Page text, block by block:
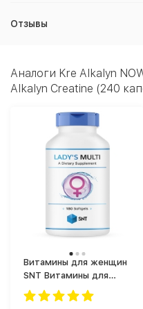
Отзывы
Аналоги Kre Alkalyn
Alkalyn Creatine (240
Витамины для женщин
SNT Витамины для
женщин SNT Lady's
Multi (180 softgels)